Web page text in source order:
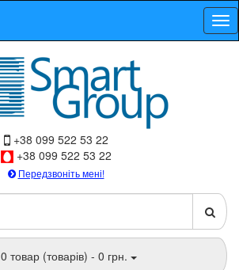
+38 099 522 53 22
+38 099 522 53 22
Передзвоніть мені!
0 товар (товарів) - 0 грн.